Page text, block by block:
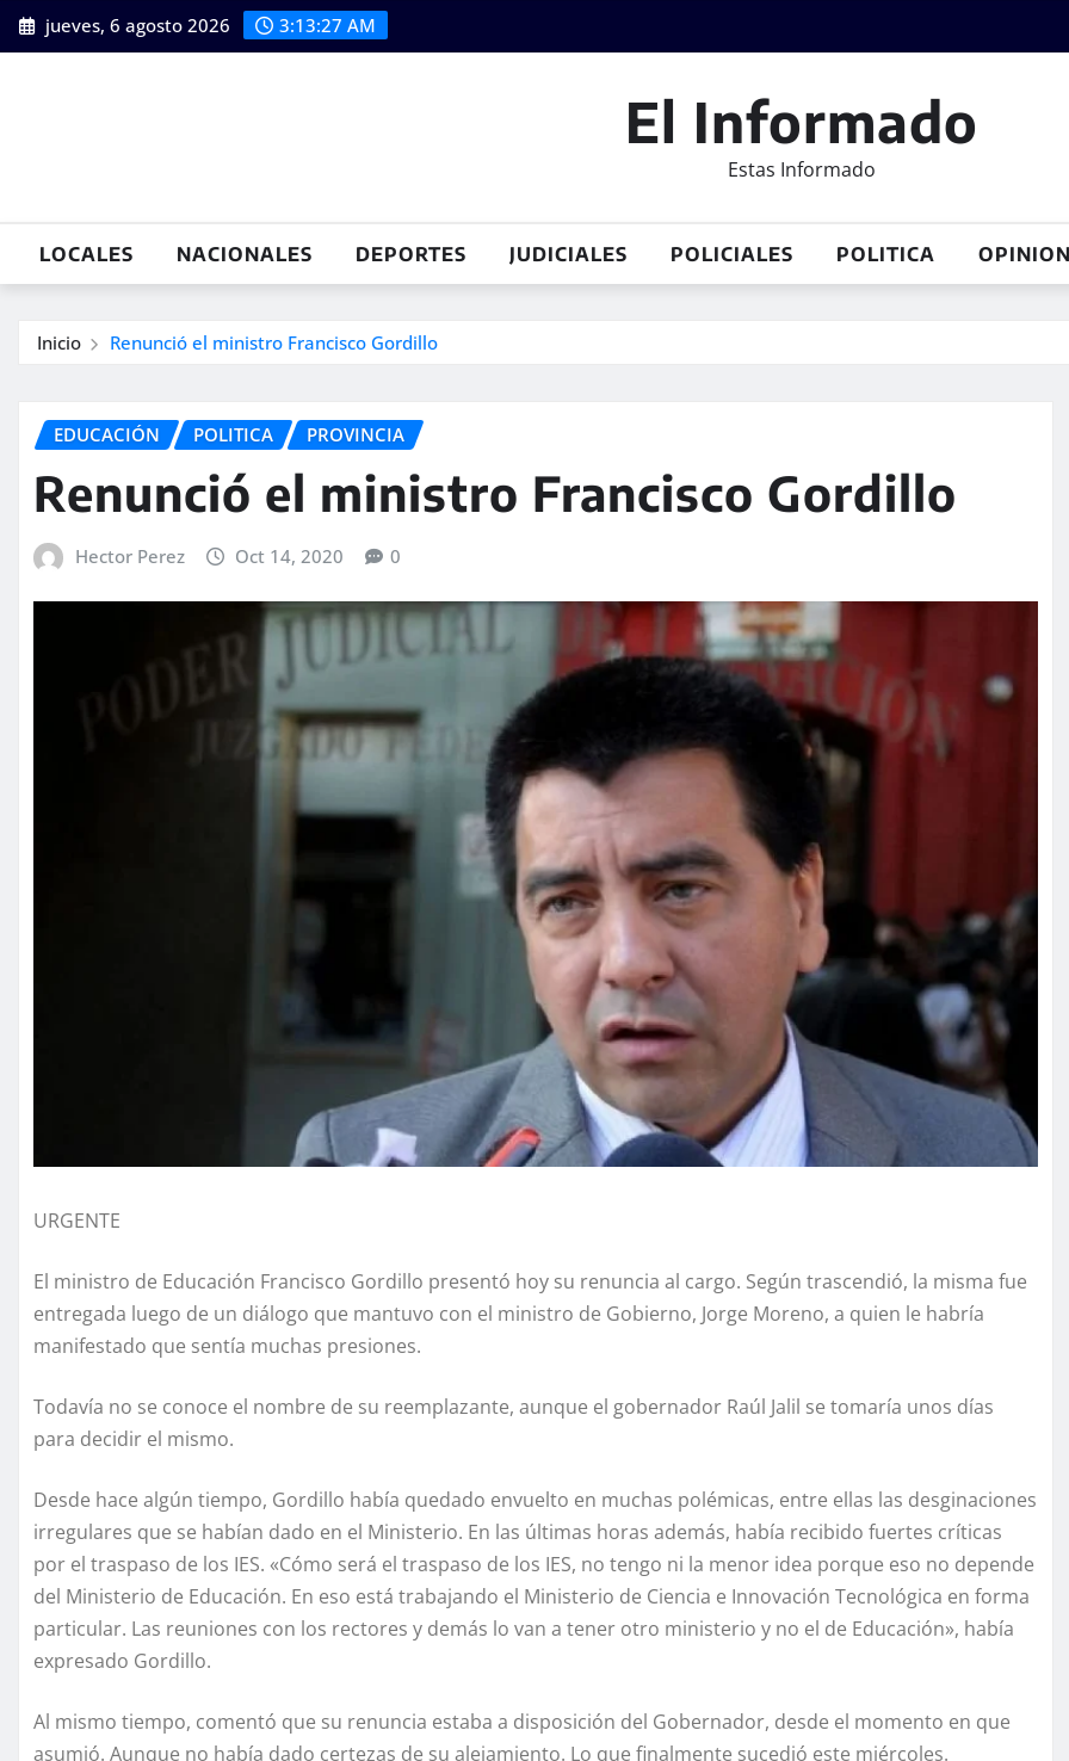
Saltar
al
jueves, 6 agosto 2026 3:13:29 AM
El Informado
Estas Informado
LOCALES NACIONALES DEPORTES JUDICIALES POLICIALES POLITICA OPINION
Inicio Renunció el ministro Francisco Gordillo
EDUCACIÓN POLITICA PROVINCIA
Renunció el ministro Francisco Gordillo
Hector Perez Oct 14, 2020 0
URGENTE
El ministro de Educación Francisco Gordillo presentó hoy su renuncia al cargo. Según trascendió, la misma fue
entregada luego de un diálogo que mantuvo con el ministro de Gobierno, Jorge Moreno, a quien le habría
manifestado que sentía muchas presiones.
Todavía no se conoce el nombre de su reemplazante, aunque el gobernador Raúl Jalil se tomaría unos días
para decidir el mismo.
Desde hace algún tiempo, Gordillo había quedado envuelto en muchas polémicas, entre ellas las desginaciones
irregulares que se habían dado en el Ministerio. En las últimas horas además, había recibido fuertes críticas
por el traspaso de los IES. «Cómo será el traspaso de los IES, no tengo ni la menor idea porque eso no depende
del Ministerio de Educación. En eso está trabajando el Ministerio de Ciencia e Innovación Tecnológica en forma
particular. Las reuniones con los rectores y demás lo van a tener otro ministerio y no el de Educación», había
expresado Gordillo.
Al mismo tiempo, comentó que su renuncia estaba a disposición del Gobernador, desde el momento en que
asumió. Aunque no había dado certezas de su alejamiento. Lo que finalmente sucedió este miércoles.